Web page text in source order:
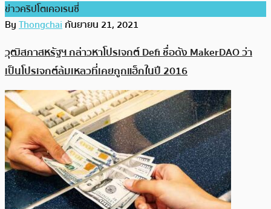
ข่าวคริปโตเคอเรนซี่
ByThongchaiกันยายน 21, 2021
วุฒิสภาสหรัฐฯ กล่าวหาโปรเจกต์ Defi ชื่อดัง MakerDAO ว่า
เป็นโปรเจกต์ล้มเหลวที่เคยถูกแฮ็กในปี 2016